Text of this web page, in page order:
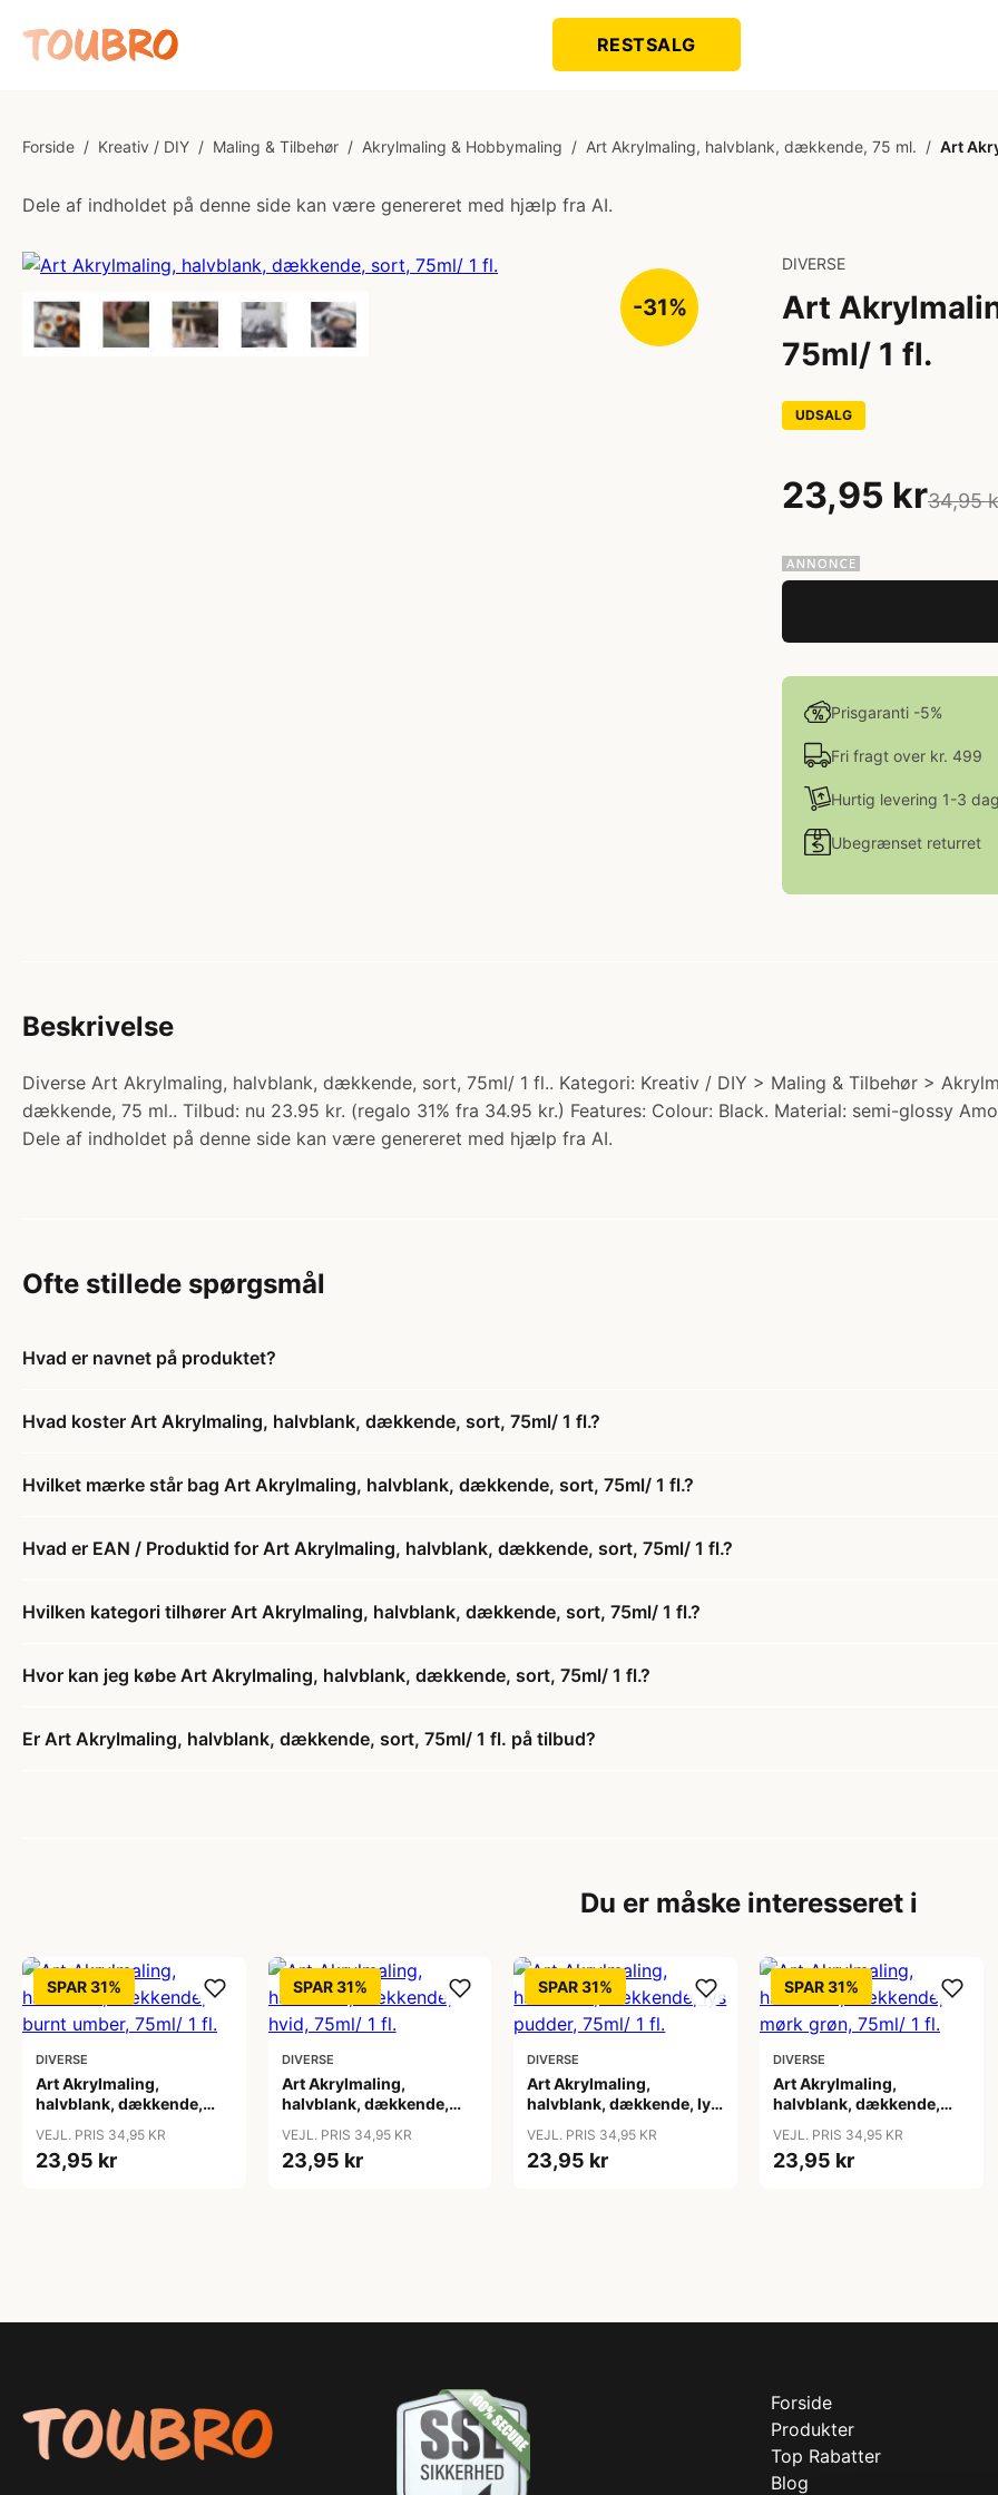
RESTSALG
Forside / Kreativ / DIY / Maling & Tilbehør / Akrylmaling & Hobbymaling / Art Akrylmaling, halvblank, dækkende, 75 ml. / Art
Dele af indholdet på denne side kan være genereret med hjælp fra AI.
-31%
DIVERSE
Art
75ml/ 1 fl.
UDSALG
23,95 kr34,95
Prisgaranti -5%
Fri fragt over kr. 499
Hurtig levering 1-3
Ubegrænset returret
Beskrivelse
Diverse Art Akrylmaling, halvblank, dækkende, sort, 75ml/ 1 fl.. Kategori: Kreativ / DIY > Maling & Tilbehør >
dækkende, 75 ml.. Tilbud: nu 23.95 kr. (regalo 31% fra 34.95 kr.) Features: Colour: Black. Material: semi-glossy
Dele af indholdet på denne side kan være genereret med hjælp fra AI.
Ofte stillede spørgsmål
Hvad er navnet på produktet?
Hvad koster Art Akrylmaling, halvblank, dækkende, sort, 75ml/ 1 fl.?
Hvilket mærke står bag Art Akrylmaling, halvblank, dækkende, sort, 75ml/ 1 fl.?
Hvad er EAN / Produktid for Art Akrylmaling, halvblank, dækkende, sort, 75ml/ 1 fl.?
Hvilken kategori tilhører Art Akrylmaling, halvblank, dækkende, sort, 75ml/ 1 fl.?
Hvor kan jeg købe Art Akrylmaling, halvblank, dækkende, sort, 75ml/ 1 fl.?
Er Art Akrylmaling, halvblank, dækkende, sort, 75ml/ 1 fl. på tilbud?
Du er måske interesseret i
SPAR 31%
DIVERSE
Art Akrylmaling,
halvblank, dækkende,
VEJL. PRIS 34,95 KR
23,95 kr
SPAR 31%
DIVERSE
Art Akrylmaling,
halvblank, dækkende,
VEJL. PRIS 34,95 KR
23,95 kr
SPAR 31%
DIVERSE
Art Akrylmaling,
halvblank, dækkende, lys
VEJL. PRIS 34,95 KR
23,95 kr
SPAR 31%
DIVERSE
Art Akrylmaling,
halvblank, dækkende,
VEJL. PRIS 34,95 KR
23,95 kr
Forside
Produkter
Top Rabatter
Blog